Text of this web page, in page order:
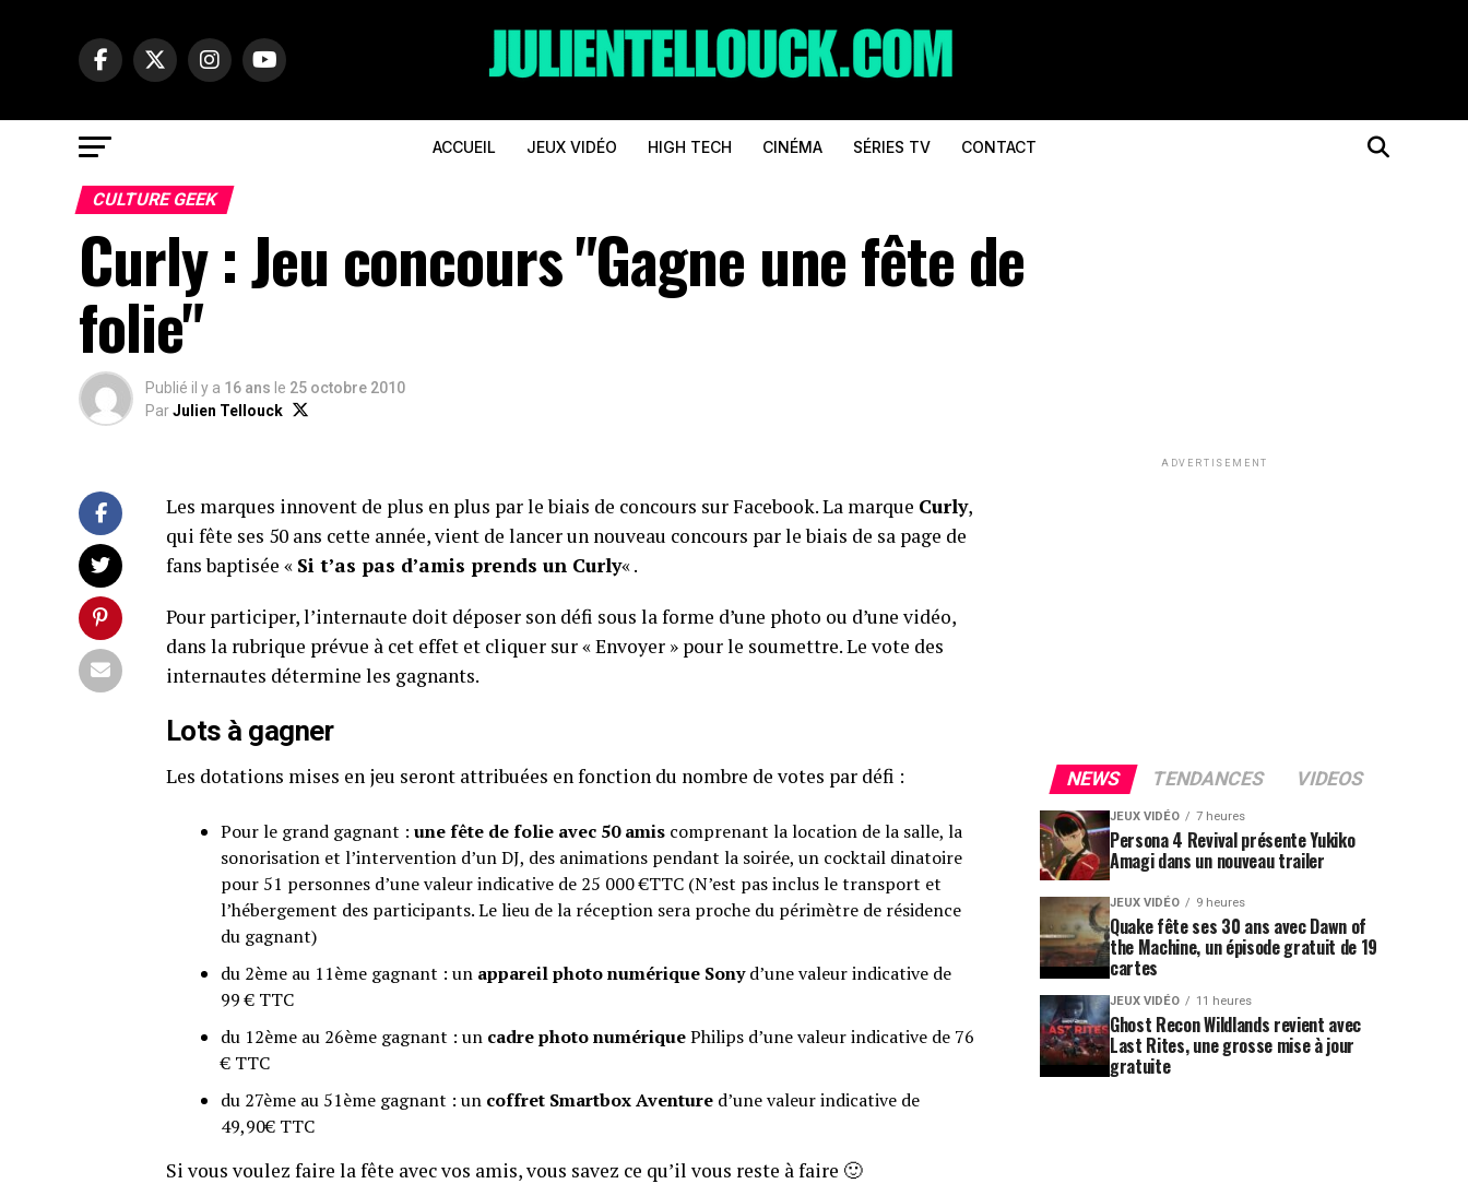
ACCUEIL JEUX VIDÉO HIGH TECH CINÉMA SÉRIES TV CONTACT
CULTURE GEEK
Curly : Jeu concours "Gagne une fête de
folie"
Publié il y a 16 ans le 25 octobre 2010
ParJulien Tellouck
Les marques innovent de plus en plus par le biais de concours sur Facebook. La marque Curly,
qui fête ses 50 ans cette année, vient de lancer un nouveau concours par le biais de sa page de
fans baptisée « Si t’as pas d’amis prends un Curly« .
Pour participer, l’internaute doit déposer son défi sous la forme d’une photo ou d’une vidéo,
dans la rubrique prévue à cet effet et cliquer sur « Envoyer » pour le soumettre. Le vote des
internautes détermine les gagnants.
Lots à gagner
Les dotations mises en jeu seront attribuées en fonction du nombre de votes par défi :
Pour le grand gagnant : une fête de folie avec 50 amis comprenant la location de la salle, la
sonorisation et l’intervention d’un DJ, des animations pendant la soirée, un cocktail dinatoire
pour 51 personnes d’une valeur indicative de 25 000 €TTC (N’est pas inclus le transport et
l’hébergement des participants. Le lieu de la réception sera proche du périmètre de résidence
du gagnant)
du 2ème au 11ème gagnant : un appareil photo numérique Sonyd’une valeur indicative de
99 € TTC
du 12ème au 26ème gagnant : un cadre photo numériquePhilips d’une valeur indicative de 76
€ TTC
du 27ème au 51ème gagnant : un coffret Smartbox Aventure d’une valeur indicative de
49,90€ TTC
Si vous voulez faire la fête avec vos amis, vous savez ce qu’il vous reste à faire 🙂
ADVERTISEMENT
NEWS TENDANCES VIDEOS
JEUX VIDÉO 7 heures
Persona 4 Revival présente Yukiko
Amagi dans un nouveau trailer
JEUX VIDÉO 9 heures
Quake fête ses 30 ans avec Dawn of
the Machine, un épisode gratuit de 19
cartes
JEUX VIDÉO 11 heures
Ghost Recon Wildlands revient avec
Last Rites, une grosse mise à jour
gratuite